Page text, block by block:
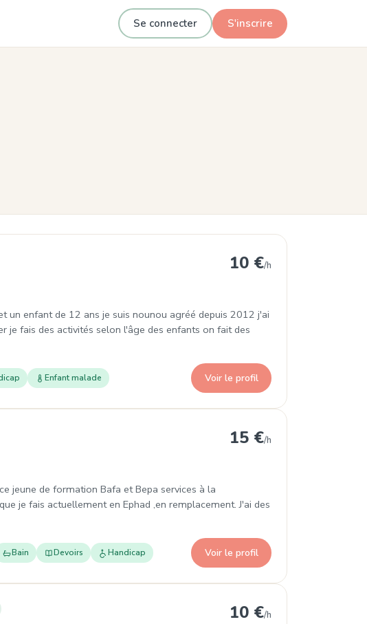
Se connecter S'inscrire
10 €/h
un enfant de 12 ans je suis nounou agréé depuis 2012 j'ai
je fais des activités selon l'âge des enfants on fait des
Enfant malade Voir le profil
15 €/h
jeune de formation Bafa et Bepa services à la
je fais actuellement en Ephad ,en remplacement. J'ai des
Bain Devoirs Handicap Voir le profil
10 €/h